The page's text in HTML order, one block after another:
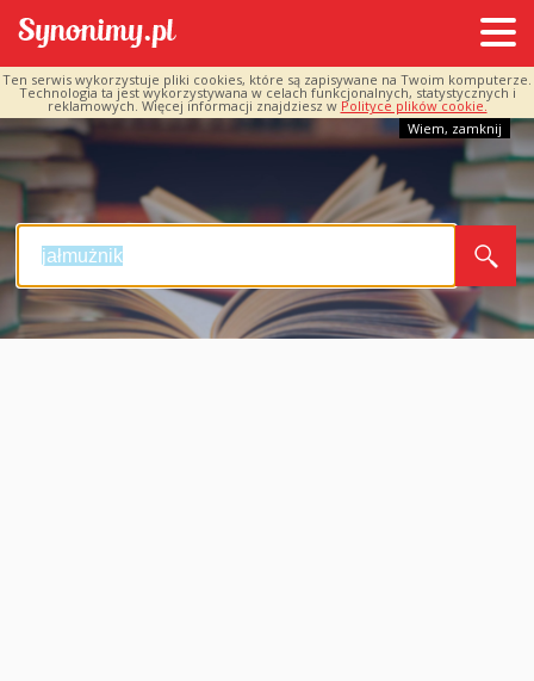
Ten serwis wykorzystuje pliki cookies, które są zapisywane na Twoim komputerze.
Technologia ta jest wykorzystywana w celach funkcjonalnych, statystycznych i
reklamowych. Więcej informacji znajdziesz w Polityce plików cookie.
Wiem, zamknij